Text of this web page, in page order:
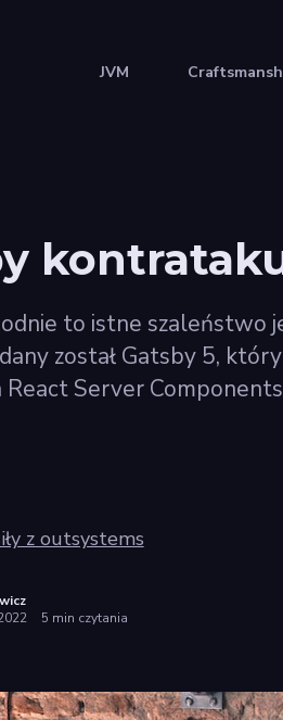
JVM
to istne szaleństwo
został Gatsby 5,
Server
z outsystems
5 min czytania